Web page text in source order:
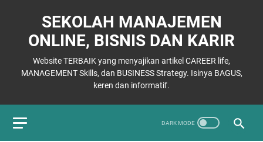
SEKOLAH MANAJEMEN
ONLINE, BISNIS DAN KARIR
Website TERBAIK yang menyajikan artikel CAREER life,
MANAGEMENT Skills, dan BUSINESS Strategy. Isinya BAGUS,
keren dan informatif.